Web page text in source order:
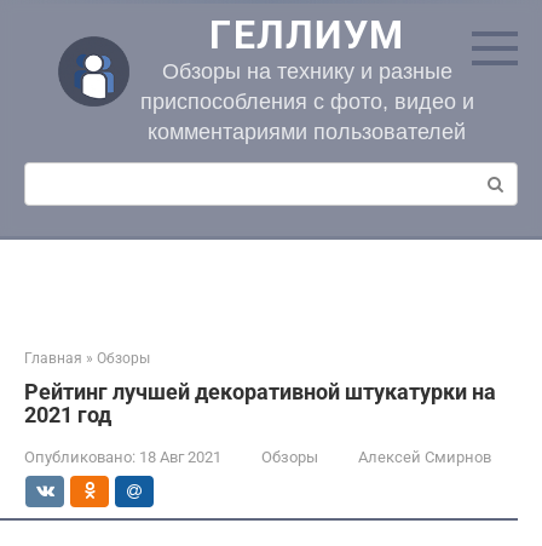
контенту
ГЕЛЛИУМ
Обзоры на технику и разные
приспособления с фото, видео и
комментариями пользователей
Поиск:
Главная » Обзоры
Рейтинг лучшей декоративной штукатурки на
2021 год
Опубликовано: 18 Авг 2021 Обзоры Алексей Смирнов